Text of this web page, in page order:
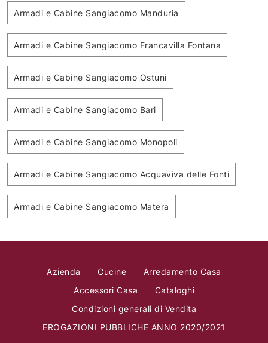
Armadi e Cabine Sangiacomo Manduria
Armadi e Cabine Sangiacomo Francavilla Fontana
Armadi e Cabine Sangiacomo Ostuni
Armadi e Cabine Sangiacomo Bari
Armadi e Cabine Sangiacomo Monopoli
Armadi e Cabine Sangiacomo Acquaviva delle Fonti
Armadi e Cabine Sangiacomo Matera
Azienda Cucine
Arredamento Casa
Accessori Casa
Cataloghi
Condizioni generali di Vendita
EROGAZIONI PUBBLICHE ANNO 2020/2021